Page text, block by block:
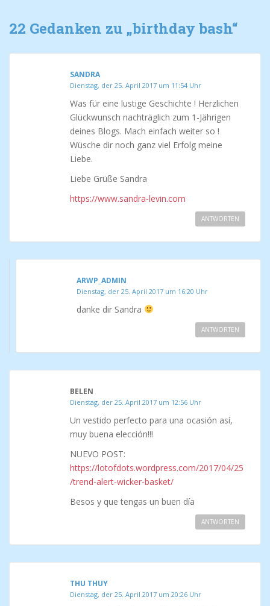
22 Gedanken zu „birthday bash“
SANDRA
Dienstag, der 25. April 2017 um 11:54 Uhr
Was für eine lustige Geschichte ! Herzlichen
Glückwunsch nachträglich zum 1-Jährigen
deines Blogs. Mach einfach weiter so !
Wüsche dir noch ganz viel Erfolg meine
Liebe.
Liebe Grüße Sandra
https://www.sandra-levin.com
ANTWORTEN
ARWP_ADMIN
Dienstag, der 25. April 2017 um 16:20 Uhr
danke dir Sandra
ANTWORTEN
BELEN
Dienstag, der 25. April 2017 um 12:56 Uhr
Un vestido perfecto para una ocasión así,
muy buena elección!!!
NUEVO POST:
https://lotofdots.wordpress.com/2017/04/25
/trend-alert-wicker-basket/
Besos y que tengas un buen día
ANTWORTEN
THU THUY
Dienstag, der 25. April 2017 um 20:26 Uhr